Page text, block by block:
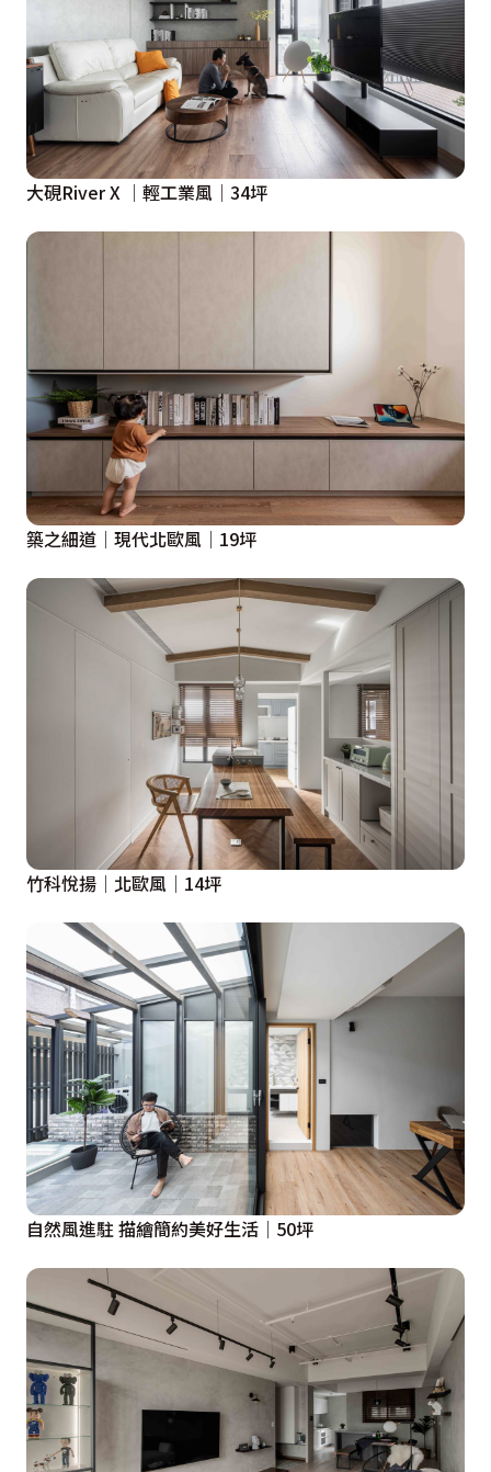
大硯River X │輕工業風│34坪
築之細道│現代北歐風│19坪
竹科悅揚│北歐風│14坪
自然風進駐 描繪簡約美好生活│50坪